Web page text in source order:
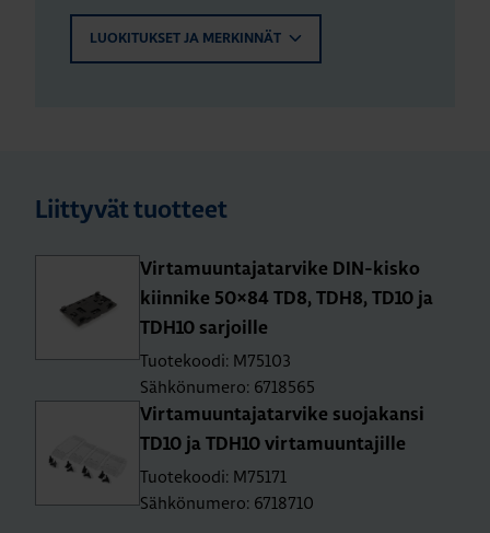
LUOKITUKSET JA MERKINNÄT
Liittyvät tuotteet
Vir­ta­muun­ta­ja­tar­vi­ke DIN-kis­ko
kiin­ni­ke 50×84 TD8, TDH8, TD10 ja
TDH10 sar­joil­le
Tuotekoodi: M75103
Sähkönumero: 6718565
Vir­ta­muun­ta­ja­tar­vi­ke suo­ja­kan­si
TD10 ja TDH10 vir­ta­muun­ta­jil­le
Tuotekoodi: M75171
Sähkönumero: 6718710